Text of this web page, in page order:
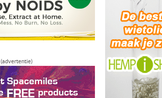
(advertentie)